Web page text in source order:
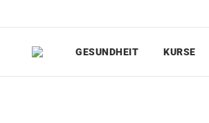
GESUNDHEIT KURSE